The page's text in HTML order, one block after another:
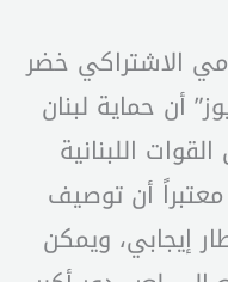
الاشتراكي خضر
أن حماية لبنان
اللبنانية
أن توصيف
إيجابي، ويمكن